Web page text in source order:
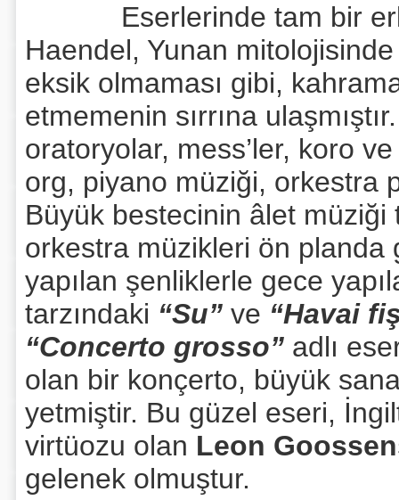
Eserlerinde tam bir
Haendel, Yunan mitolojisinde
eksik olmaması gibi,
etmemenin sırrına
oratoryolar, mess’ler, koro
org, piyano müziği, orkestra
Büyük bestecinin âlet
orkestra müzikleri ön planda
yapılan şenliklerle gece
tarzındaki “Su” ve “Havai
“Concerto grosso” adlı
olan bir konçerto, büyük
yetmiştir. Bu güzel eseri,
virtüozu olan Leon
gelenek olmuştur.